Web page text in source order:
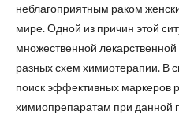
неблагоприятным раком
мире. Одной из причин этой
множественной
разных схем химиотерапии. В
поиск эффективных маркеров
химиопрепаратам при данной